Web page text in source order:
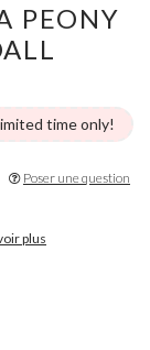
PEONY
time only!
plus
Poser une question